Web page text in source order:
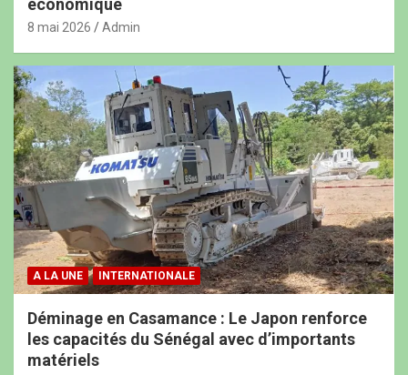
économique
8 mai 2026 Admin
A LA UNE INTERNATIONALE
Déminage en Casamance : Le Japon renforce
les capacités du Sénégal avec d’importants
matériels